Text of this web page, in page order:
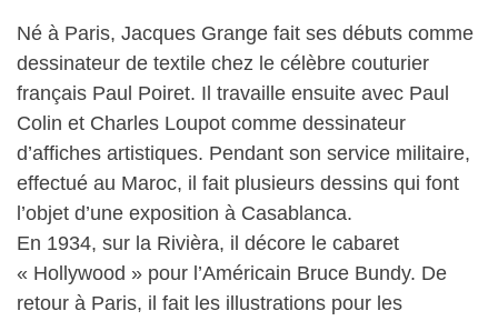
Né à Paris, Jacques Grange fait ses débuts comme
dessinateur de textile chez le célèbre couturier
français Paul Poiret. Il travaille ensuite avec Paul
Colin et Charles Loupot comme dessinateur
d’affiches artistiques. Pendant son service militaire,
effectué au Maroc, il fait plusieurs dessins qui font
l’objet d’une exposition à Casablanca.
En 1934, sur la Rivièra, il décore le cabaret
« Hollywood » pour l’Américain Bruce Bundy. De
retour à Paris, il fait les illustrations pour les